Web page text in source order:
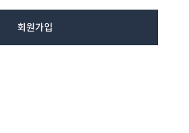
회원가입